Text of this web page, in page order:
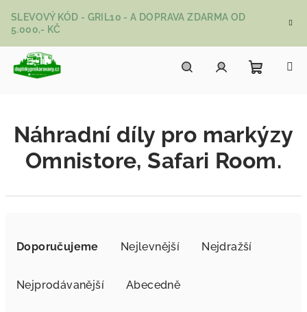
SLEVOVÝ KÓD - GRIL10 - A DOPRAVA ZDARMA OD
5.000,- KČ
Náhradní díly pro markýzy
Omnistore, Safari Room.
Doporučujeme Nejlevnější Nejdražší
Nejprodávanější Abecedně